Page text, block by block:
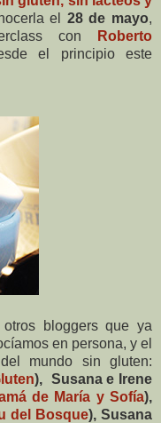
el 28 de mayo,
con
Roberto
el principio este
bloggers que ya
en persona, y el
mundo sin gluten:
), Susana e Irene
de María y Sofía),
del Bosque), Susana